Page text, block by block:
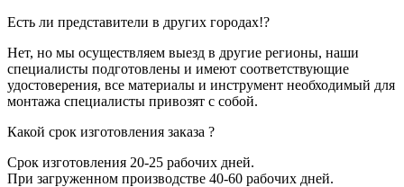
Есть ли представители в других городах!?
Нет, но мы осуществляем выезд в другие регионы, наши
специалисты подготовлены и имеют соответствующие
удостоверения, все материалы и инструмент необходимый для
монтажа специалисты привозят с собой.
Какой срок изготовления заказа ?
Срок изготовления 20-25 рабочих дней.
При загруженном производстве 40-60 рабочих дней.